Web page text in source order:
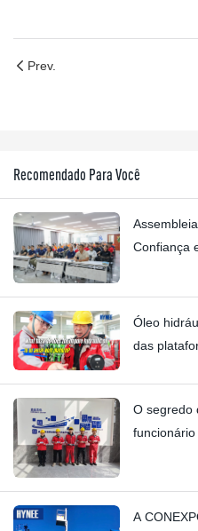
Prev.
Recomendado Para Você
Confiança
Óleo
das
O segredo
funcionário
A